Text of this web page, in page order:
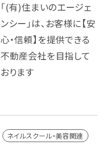
「(有)住まいのエージェ
ンシー」は、お客様に【安
心・信頼】を提供できる
不動産会社を目指して
おります
ネイルスクール・美容関連